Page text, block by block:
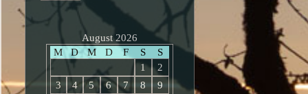
August 2026
M
D M D F S
S
1
2
3
4 5 6 7 8
9